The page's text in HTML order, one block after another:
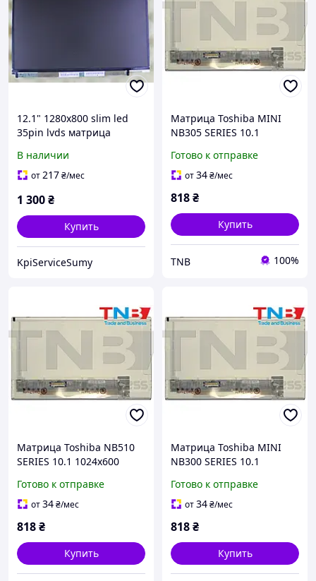
12.1" 1280х800 slim led
35pin lvds матрица
KPI39080
В наличии
от217₴/мес
1 300₴
Купить
KpiServiceSumy
Матрица Toshiba MINI
NB305 SERIES 10.1
NTSC 200 cd/m² для
ноутбука
Готово к отправке
от34₴/мес
818₴
Купить
TNB 100%
Матрица Toshiba NB510
SERIES 10.1 1024х600
cd/m² для ноутбука
Готово к отправке
от34₴/мес
818₴
Купить
Матрица Toshiba MINI
NB300 SERIES 10.1
NTSC 200 cd/m² для
ноутбука
Готово к отправке
от34₴/мес
818₴
Купить